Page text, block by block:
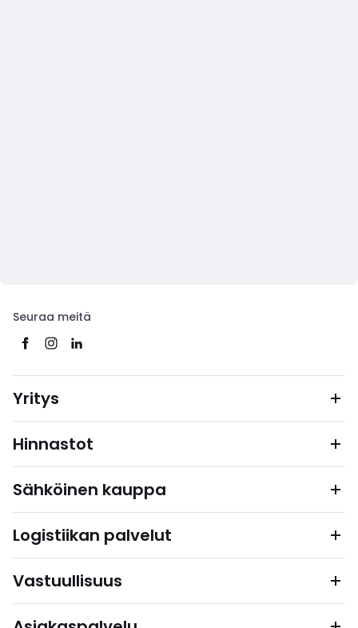
Seuraa meitä
Yritys
Hinnastot
Sähköinen kauppa
Logistiikan palvelut
Vastuullisuus